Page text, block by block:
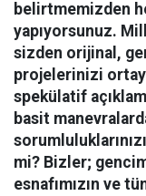
belirtmemizden
yapıyorsunuz.
sizden orijinal,
projelerinizi
spekülatif
basit
mi? Bizler;
esnafımızın ve